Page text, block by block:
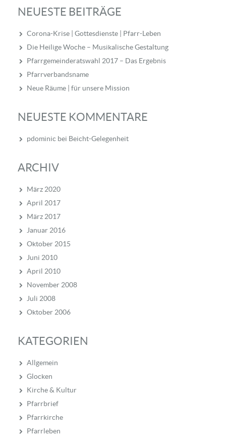
NEUESTE BEITRÄGE
Corona-Krise | Gottesdienste | Pfarr-Leben
Die Heilige Woche – Musikalische Gestaltung
Pfarrgemeinderatswahl 2017 – Das Ergebnis
Pfarrverbandsname
Neue Räume | für unsere Mission
NEUESTE KOMMENTARE
pdominic bei Beicht-Gelegenheit
ARCHIV
März 2020
April 2017
März 2017
Januar 2016
Oktober 2015
Juni 2010
April 2010
November 2008
Juli 2008
Oktober 2006
KATEGORIEN
Allgemein
Glocken
Kirche & Kultur
Pfarrbrief
Pfarrkirche
Pfarrleben